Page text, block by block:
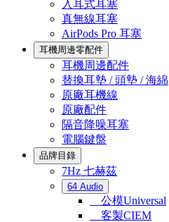
入耳式耳塞
真無線耳塞
AirPods Pro 耳塞
耳機周邊零配件
耳機周邊配件
替換耳墊 / 頭墊 / 海綿
原廠耳機線
原廠配件
隔音降噪耳塞
電腦鍵盤
品牌目錄
7Hz 七赫茲
64 Audio
公模Universal
客製CIEM